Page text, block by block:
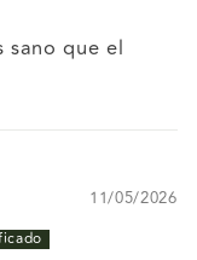
sano que el
11/05/2026